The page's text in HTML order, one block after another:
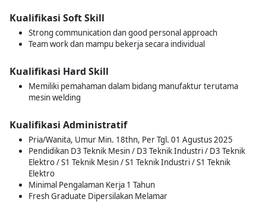
Kualifikasi Soft Skill
Strong communication dan good personal approach
Team work dan mampu bekerja secara individual
Kualifikasi Hard Skill
Memiliki pemahaman dalam bidang manufaktur terutama
mesin welding
Kualifikasi Administratif
Pria/Wanita, Umur Min. 18thn, Per Tgl. 01 Agustus 2025
Pendidikan D3 Teknik Mesin / D3 Teknik Industri / D3 Teknik
Elektro / S1 Teknik Mesin / S1 Teknik Industri / S1 Teknik
Elektro
Minimal Pengalaman Kerja 1 Tahun
Fresh Graduate Dipersilakan Melamar